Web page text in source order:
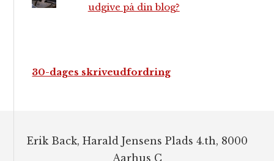
udgive på din blog?
30-dages skriveudfordring
Erik Back, Harald Jensens Plads 4.th, 8000
Aarhus C